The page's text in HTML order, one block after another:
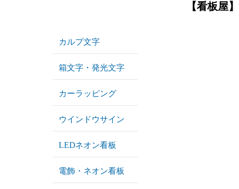
【看板屋
カルプ文字
箱文字・発光文字
カーラッピング
ウインドウサイン
LEDネオン看板
電飾・ネオン看板